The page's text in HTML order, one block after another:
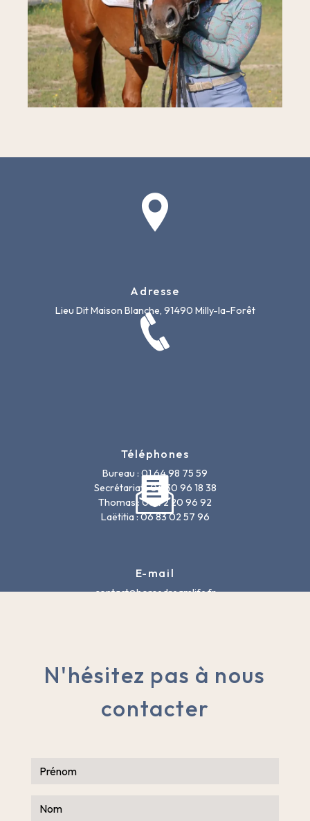
Adresse
Lieu Dit Maison Blanche, 91490 Milly-la-Forêt
Téléphones
Bureau : 01 64 98 75 59
Secrétariat : 06 30 96 18 38
Thomas : 06 72 20 96 92
Laëtitia : 06 83 02 57 96
E-mail
contact@horsedreamlife.fr
N'hésitez pas à nous
contacter